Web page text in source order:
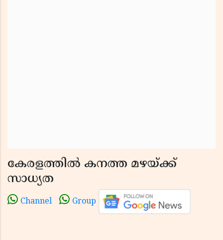
കേരളത്തില്‍ കനത്ത മഴയ്ക്ക്
സാധ്യത
Channel Group